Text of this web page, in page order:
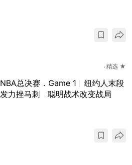
精选 ★
NBA总决赛．Game 1︱纽约人末段
发力挫马刺 聪明战术改变战局